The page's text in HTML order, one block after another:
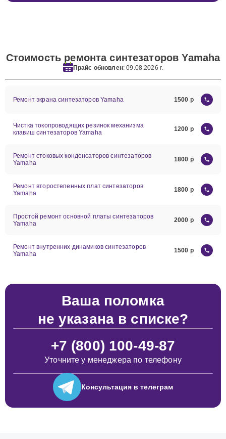
Стоимость ремонта синтезаторов Yamaha
Прайс обновлен: 09.08.2026 г.
Ремонт экрана синтезаторов Yamaha 1500
Чистка токопроводящих резинок механизма
клавиш синтезаторов Yamaha
1200
Ремонт стоковых конденсаторов синтезаторов
Yamaha
1800
Ремонт второстепенных плат синтезаторов
Yamaha
1800
Простой ремонт основной платы синтезаторов
Yamaha
2000
Ремонт внутренних динамиков синтезаторов
Yamaha
1500
Ваша поломка
не указана в списке?
+7 (800) 100-49-87
Уточните у менеджера по телефону
Консультация в телеграм